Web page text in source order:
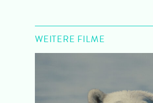
WEITERE FILME